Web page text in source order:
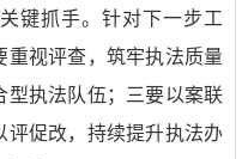
键抓手。针对下一步工
视评查，筑牢执法质量
型执法队伍；三要以案联
评促改，持续提升执法办